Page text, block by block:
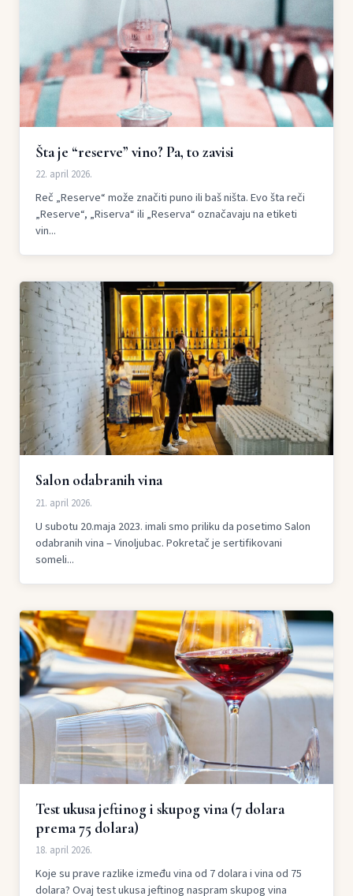
Šta je “reserve” vino? Pa, to zavisi
22. april 2026.
Reč „Reserve“ može značiti puno ili baš ništa. Evo šta reči
„Reserve“, „Riserva“ ili „Reserva“ označavaju na etiketi
vin...
Salon odabranih vina
21. april 2026.
U subotu 20.maja 2023. imali smo priliku da posetimo Salon
odabranih vina – Vinoljubac. Pokretač je sertifikovani
someli...
Test ukusa jeftinog i skupog vina (7 dolara
prema 75 dolara)
18. april 2026.
Koje su prave razlike između vina od 7 dolara i vina od 75
dolara? Ovaj test ukusa jeftinog naspram skupog vina